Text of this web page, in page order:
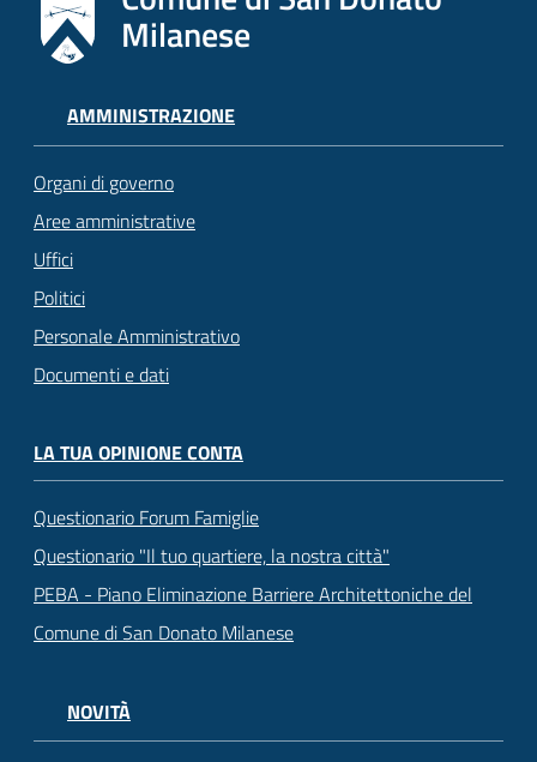
Milanese
AMMINISTRAZIONE
Organi di governo
Aree amministrative
Uffici
Politici
Personale Amministrativo
Documenti e dati
LA TUA OPINIONE CONTA
Questionario Forum Famiglie
Questionario "Il tuo quartiere, la nostra città"
PEBA - Piano Eliminazione Barriere Architettoniche del
Comune di San Donato Milanese
NOVITÀ